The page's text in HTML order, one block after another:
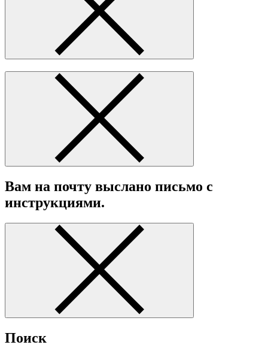
Вам на почту выслано письмо с
инструкциями.
Поиск